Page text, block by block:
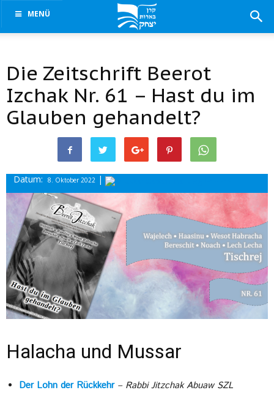
MENÜ
Die Zeitschrift Beerot
Izchak Nr. 61 – Hast du im
Glauben gehandelt?
Datum: 8. Oktober 2022 |
Halacha und Mussar
Der Lohn der Rückkehr – Rabbi Jitzchak Abuaw SZL